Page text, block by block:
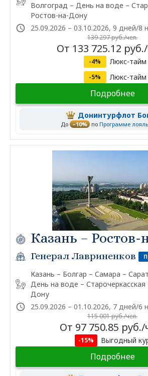
Волгоград – День на воде –
Ростов-на-Дону
25.09.2026 – 03.10.2026, 9 дней/8
139 297 руб./чел.
От 133 725.12
-4% Люкс-тайм
-5% Люкс-тайм
Подробнее
Донинтурфлот
До –10% по Программе
Казань –
Генерал Лавриненков
Казань – Болгар – Самара –
День на воде –
Дону
25.09.2026 – 01.10.2026, 7 дней/6
115 001 руб./чел.
От 97 750.85 руб./
-15% Выгодный
Подробнее